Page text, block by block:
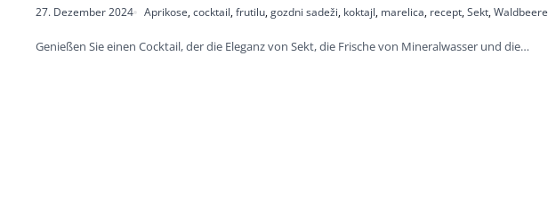
27. Dezember 2024 Aprikose,cocktail,frutilu,gozdni sadeži, koktajl, marelica, recept,Sekt,Waldbeere
Genießen Sie einen Cocktail, der die Eleganz von Sekt, die Frische von Mineralwasser und die…